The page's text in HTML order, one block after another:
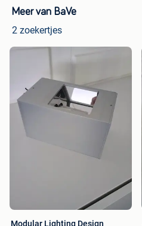
Meer van BaVe
2 zoekertjes
Modular Lighting Design